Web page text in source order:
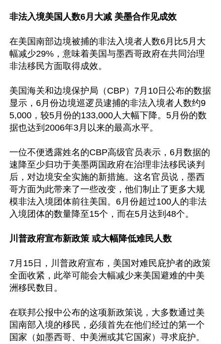
非法入境美国人数6月大减 美墨合作见成效
在美国南部边境被捕的非法入境者人数6月比5月大
幅减少29%，意味着美国与墨西哥政府在共同治理
非法移民方面取得成效。
美国海关和边境保护局（CBP）7月10日公布的数据
显示，6月份边境巡逻员逮捕的非法入境者人数约9
5,000，较5月份的133,000人大幅下降。5月份的数
据也达到2006年3月以来的最高水平。
一位不便透露姓名的CBP高级官员表示，6月数据的
速降至少归功于美墨两国政府在治理非法移民谈判
后，对边境安全实施的新措施。这名官员说，墨西
哥方面为此带来了一些改变，他们制止了更多大规
模非法入境团体前往美国。6月份超过100人的非法
入境团体的数量降至15个，而在5月达到48个。
川普政府宣布新政策 或大幅降低难民人数
7月15日，川普政府宣布，美国对难民庇护者的政策
全面收紧，此举可能会大幅减少来美国避难的中美
洲移民数目。
在联邦公报中公布的这项新政策说，大多数通过美
国南部入境的移民，必须首先在他们经过的第一个
国家（如墨西哥、中美洲或其它国家）寻求庇护。